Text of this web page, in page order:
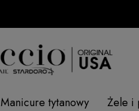
Manicure tytanowy Żele i